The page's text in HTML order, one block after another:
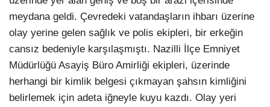
meydana geldi. Çevredeki vatandaşların ihbarı üzerine
olay yerine gelen sağlık ve polis ekipleri, bir erkeğin
cansız bedeniyle karşılaşmıştı. Nazilli İlçe Emniyet
Müdürlüğü Asayiş Büro Amirliği ekipleri, üzerinde
herhangi bir kimlik belgesi çıkmayan şahsın kimliğini
belirlemek için adeta iğneyle kuyu kazdı. Olay yeri